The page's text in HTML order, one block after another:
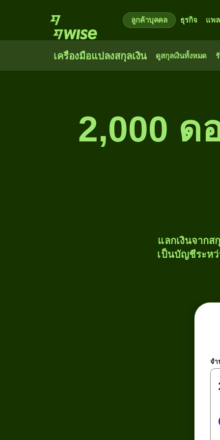
ลูกค้าบุคคล ธุรกิจ แพ
เครื่องมือแปลงสกุลเงิน ดูสกุลเงินทั้งหมด
2,000 ด
แลกเงินจากส
เป็นบัญชีระหว่
จ